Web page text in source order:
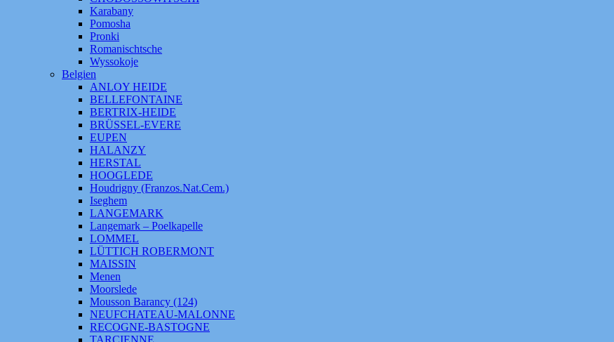
Karabany
Pomosha
Pronki
Romanischtsche
Wyssokoje
Belgien
ANLOY HEIDE
BELLEFONTAINE
BERTRIX-HEIDE
BRÜSSEL-EVERE
EUPEN
HALANZY
HERSTAL
HOOGLEDE
Houdrigny (Franzos.Nat.Cem.)
Iseghem
LANGEMARK
Langemark – Poelkapelle
LOMMEL
LÜTTICH ROBERMONT
MAISSIN
Menen
Moorslede
Mousson Barancy (124)
NEUFCHATEAU-MALONNE
RECOGNE-BASTOGNE
TARCIENNE